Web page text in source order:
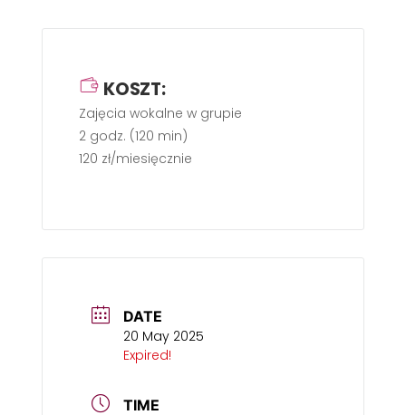
KOSZT:
Zajęcia wokalne w grupie
2 godz. (120 min)
120 zł/miesięcznie
DATE
20 May 2025
Expired!
TIME